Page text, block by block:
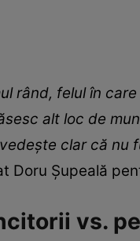
rând, felul în
alt loc de
clar că nu
Doru Șupeală
vs.